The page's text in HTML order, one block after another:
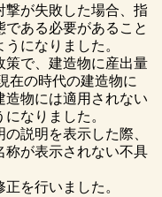
が失敗した場合、指
ある必要があること
になりました。
で、建造物に産出量
在の時代の建造物に
物には適用されない
なりました。
説明を表示した際、
称が表示されない不具
を行いました。